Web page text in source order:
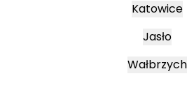
Katowice
Jasło
Wałbrzych